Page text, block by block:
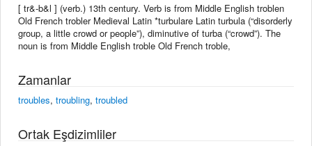
[ tr&-b&l ] (verb.) 13th century. Verb is from Middle English troblen
Old French trobler Medieval Latin *turbulare Latin turbula (“disorderly
group, a little crowd or people”), diminutive of turba (“crowd”). The
noun is from Middle English troble Old French troble,
Zamanlar
troubles, troubling, troubled
Ortak Eşdizimliler